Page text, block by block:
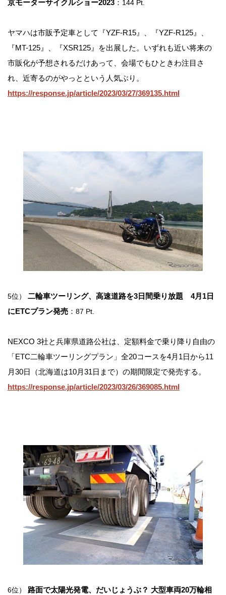
京モーターサイクルショー2023 ： 144 Pt.
ヤマハは市販予定車として『YZF-R15』、『YZF-R125』、
『MT-125』、『XSR125』を出展した。いずれも近い将来の
市販化が予想されるだけあって、会場でもひときわ注目さ
れ、近寄るのがやっとという人気ぶり。
https://response.jp/article/2023/03/27/369135.html
5位）
二輪車ツーリング、高速道路を3日間乗り放題 4月1日
にETCプラン発売 ： 87 Pt.
NEXCO 3社と兵庫県道路公社は、定額料金で乗り降り自由の
「ETC二輪車ツーリングプラン」全20コースを4月1日から11
月30日（北海道は10月31日まで）の期間限定で発売する。
https://response.jp/article/2023/03/26/369085.html
6位）
路面で太陽光発電、だいじょうぶ？ 大型車両20万輪相